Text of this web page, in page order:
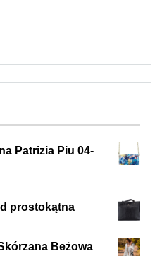
Patrizia Piu 04-
prostokątna
Beżowa